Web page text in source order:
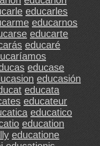
educarles
educarnos
educarte
educaré
educase
educasión
educata
educateur
educatico
education
educatione